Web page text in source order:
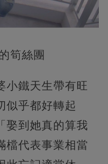
筍絲團
小鐵天生帶有旺
似乎都好轉起
娶到她真的算我
檔代表事業相當